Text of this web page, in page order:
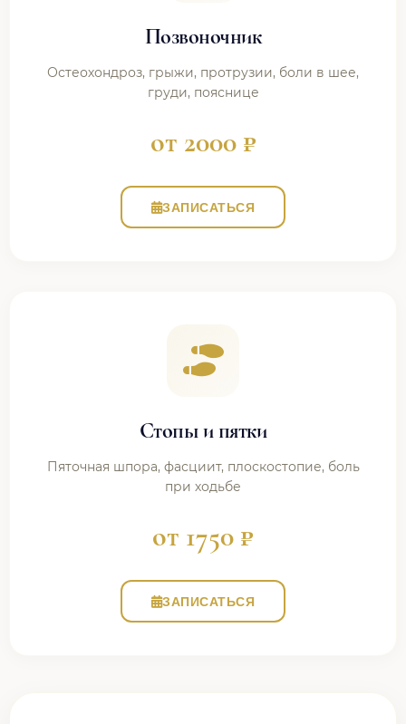
Позвоночник
Остеохондроз, грыжи, протрузии, боли в шее,
груди, пояснице
от 2000 ₽
ЗАПИСАТЬСЯ
Стопы и пятки
Пяточная шпора, фасциит, плоскостопие, боль
при ходьбе
от 1750 ₽
ЗАПИСАТЬСЯ